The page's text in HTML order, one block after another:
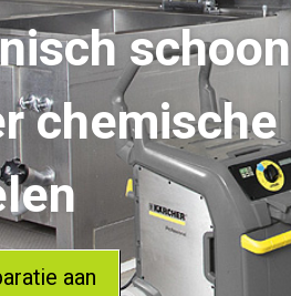
schoon
chemische
aan